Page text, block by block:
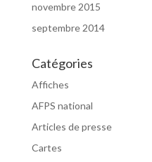
novembre 2015
septembre 2014
Catégories
Affiches
AFPS national
Articles de presse
Cartes